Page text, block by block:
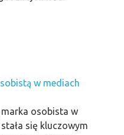
w mediach
osobista w
się kluczowym